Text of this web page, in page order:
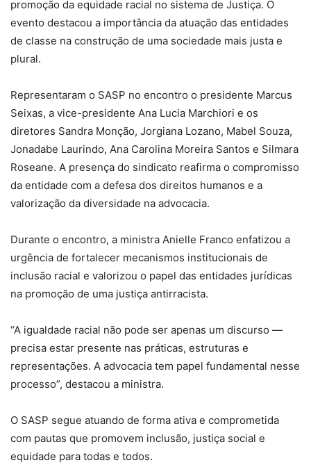
promoção da equidade racial no sistema de Justiça. O
evento destacou a importância da atuação das entidades
de classe na construção de uma sociedade mais justa e
plural.
Representaram o SASP no encontro o presidente Marcus
Seixas, a vice-presidente Ana Lucia Marchiori e os
diretores Sandra Monção, Jorgiana Lozano, Mabel Souza,
Jonadabe Laurindo, Ana Carolina Moreira Santos e Silmara
Roseane. A presença do sindicato reafirma o compromisso
da entidade com a defesa dos direitos humanos e a
valorização da diversidade na advocacia.
Durante o encontro, a ministra Anielle Franco enfatizou a
urgência de fortalecer mecanismos institucionais de
inclusão racial e valorizou o papel das entidades jurídicas
na promoção de uma justiça antirracista.
“A igualdade racial não pode ser apenas um discurso —
precisa estar presente nas práticas, estruturas e
representações. A advocacia tem papel fundamental nesse
processo”, destacou a ministra.
O SASP segue atuando de forma ativa e comprometida
com pautas que promovem inclusão, justiça social e
equidade para todas e todos.